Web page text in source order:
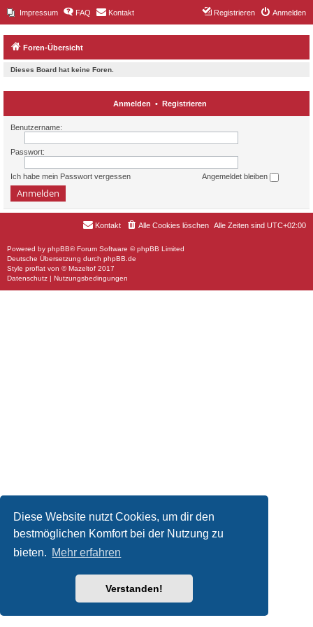
Diese Website nutzt Cookies, um dir den
bestmöglichen Komfort bei der Nutzung zu
bieten. Mehr erfahren
Verstanden!
Impressum FAQ Kontakt Anmelden
Registrieren
Foren-Übersicht
Dieses Board hat keine Foren.
Anmelden • Registrieren
Benutzername:
Passwort:
Ich habe mein Passwort vergessen Angemeldet bleiben
Alle Zeiten sind UTC+02:00
Alle Cookies löschen
Kontakt
Powered by phpBB® Forum Software © phpBB Limited
Deutsche Übersetzung durch phpBB.de
Style proflat von ©Mazeltof 2017
Datenschutz | Nutzungsbedingungen